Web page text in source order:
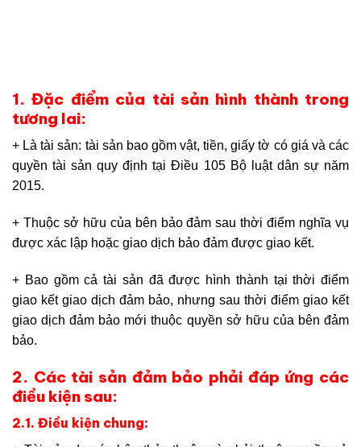
1. Đặc điểm của tài sản hình thành trong
tương lai:
+ Là tài sản: tài sản bao gồm vật, tiền, giấy tờ có giá và các
quyền tài sản quy định tại Điều 105 Bộ luật dân sự năm
2015.
+ Thuộc sở hữu của bên bảo đảm sau thời điểm nghĩa vụ
được xác lập hoặc giao dịch bảo đảm được giao kết.
+ Bao gồm cả tài sản đã được hình thành tại thời điểm
giao kết giao dịch đảm bảo, nhưng sau thời điểm giao kết
giao dịch đảm bảo mới thuộc quyền sở hữu của bên đảm
bảo.
2. Các tài sản đảm bảo phải đáp ứng các
điều kiện sau:
2.1. Điều kiện chung: